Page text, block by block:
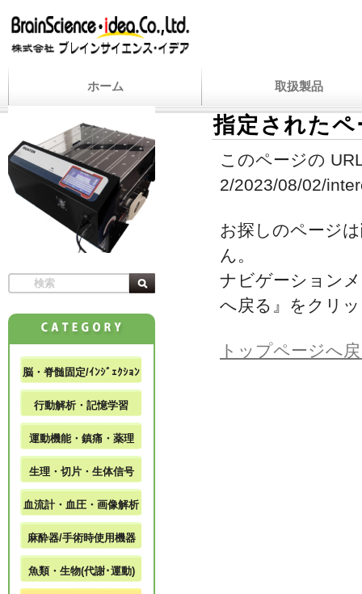
ホーム 取扱製品
指定された
このページの
2/2023/08/02/
お探しのページ
ん。
ナビゲーション
へ戻る』をクリ
トップページへ
脳・脊髄固定/ｲﾝｼﾞｪｸｼｮﾝ
行動解析・記憶学習
運動機能・鎮痛・薬理
生理・切片・生体信号
血流計・血圧・画像解析
麻酔器/手術時使用機器
魚類・生物(代謝･運動)